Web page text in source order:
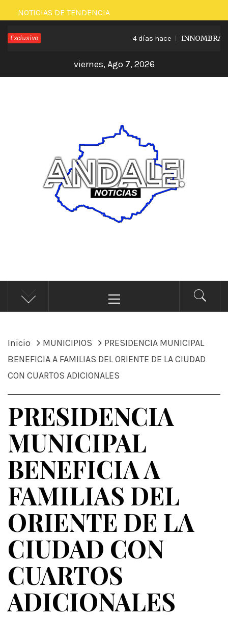
Saltar
al
contenido
NOTICIAS DE TENDENCIA
Exclusivo 4 días hace
viernes, Ago 7, 2026
ÁNDALE NOTICIAS
Noticias
principal
Inicio MUNICIPIOS
PRESIDENCIA MUNICIPAL
BENEFICIA A FAMILIAS DEL ORIENTE DE LA CIUDAD
CON CUARTOS ADICIONALES
PRESIDENCIA
MUNICIPAL
BENEFICIA A
FAMILIAS DEL
ORIENTE DE LA
CIUDAD CON
CUARTOS
ADICIONALES